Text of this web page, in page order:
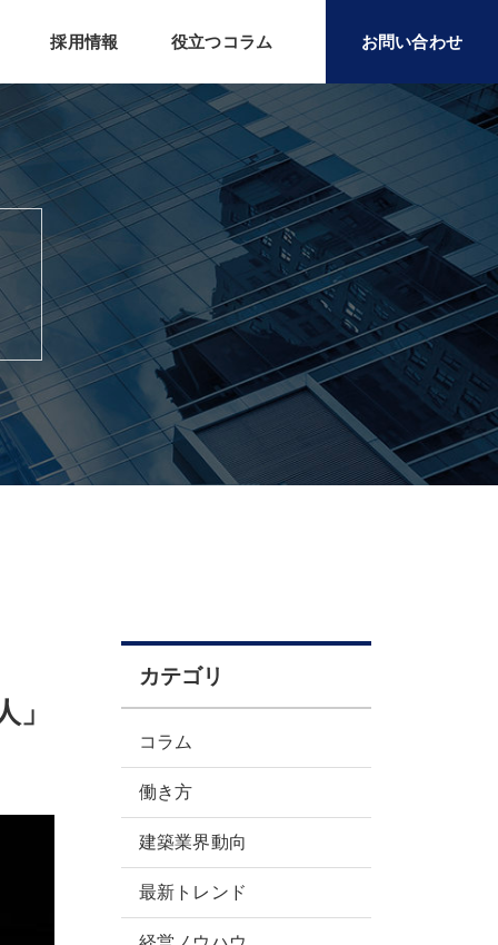
採用情報 役立つコラム お問い合わせ
カテゴリ
コラム
働き方
建築業界動向
最新トレンド